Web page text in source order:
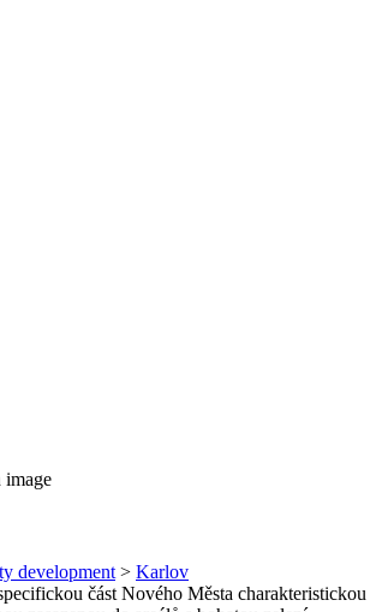
development > Karlov
část Nového Města charakteristickou